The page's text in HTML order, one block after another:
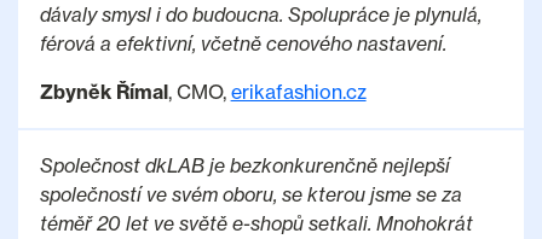
dávaly smysl i do budoucna. Spolupráce je plynulá,
férová a efektivní, včetně cenového nastavení.
Zbyněk Římal, CMO, erikafashion.cz
Společnost dkLAB je bezkonkurenčně nejlepší
společností ve svém oboru, se kterou jsme se za
téměř 20 let ve světě e-shopů setkali. Mnohokrát